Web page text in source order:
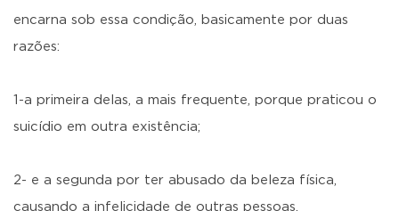
encarna sob essa condição, basicamente por duas
razões:
1-a primeira delas, a mais frequente, porque praticou o
suicídio em outra existência;
2- e a segunda por ter abusado da beleza física,
causando a infelicidade de outras pessoas.